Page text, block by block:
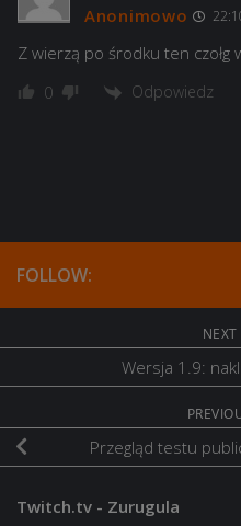
Anonimowo
Z wierzą po środku ten czołg
0 Odpowiedz
FOLLOW:
NEXT
Wersja 1.9:
Przegląd testu
Twitch.tv - Zurugula